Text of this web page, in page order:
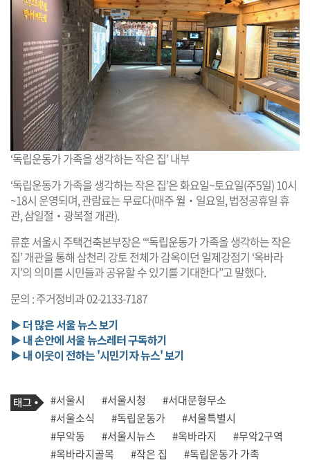
‘독립운동가 가족을 생각하는 작은 집’ 내부
‘독립운동가 가족을 생각하는 작은 집’은 화요일~토요일(주5일) 10시
~18시 운영되며, 관람료는 무료다(매주 월‧일요일, 법정공휴일 휴
관, 삼일절‧광복절 개관).
류훈 서울시 주택건축본부장은 “‘독립운동가 가족을 생각하는 작은
집’ 개관을 통해 삼천리 강토 전체가 감옥이던 일제강점기 ‘옥바라
지’의 의미를 시민들과 공유할 수 있기를 기대한다”고 말했다.
문의 : 주거정비과 02-2133-7187
▶ 더 많은 서울 뉴스 보기
▶ 내 손안에 서울 뉴스레터 구독하기
▶ 내 이웃이 전하는 '시민기자 뉴스' 보기
기
사
관
련
태
그
태
그
#서울시 #서울시청
#서대문형무소
#서울소식
#독립운동가
#서울특별시
#무악동
#서울시뉴스 #옥바라지
#무악2구역
#옥바라지골목
#작은 집 #독립운동가 가족